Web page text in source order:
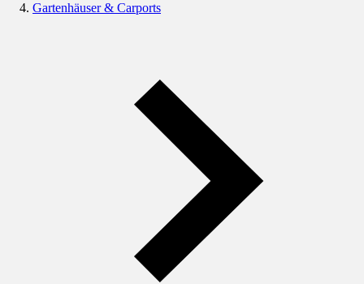
Gartenhäuser & Carports